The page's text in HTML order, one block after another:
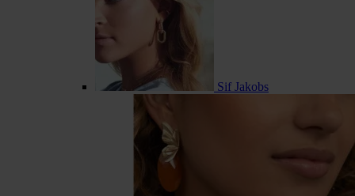
Sif Jakobs